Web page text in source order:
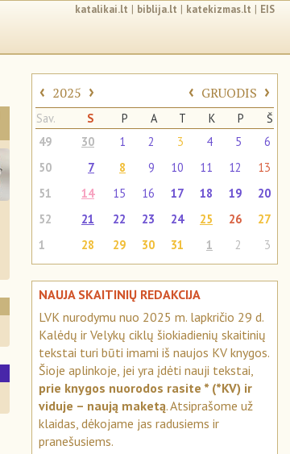
katalikai.lt | biblija.lt | katekizmas.lt | EIS
‹ 2025 › ‹ GRUODIS ›
Sav. S P A T K P
Š
49
30 1 2 3 4 5
6
50
7 8 9 10 11 12
13
51
14 15 16 17 18 19
20
52
21 22 23 24 25 26
27
1
28 29 30 31 1 2 3
NAUJA SKAITINIŲ REDAKCIJA
LVK nurodymu nuo 2025 m. lapkričio 29 d.
Kalėdų ir Velykų ciklų šiokiadienių skaitinių
tekstai turi būti imami iš naujos KV knygos.
Šioje aplinkoje, jei yra įdėti nauji tekstai,
prie knygos nuorodos rasite * (*KV) ir
viduje – naują maketą. Atsiprašome už
klaidas, dėkojame jas radusiems ir
pranešusiems.